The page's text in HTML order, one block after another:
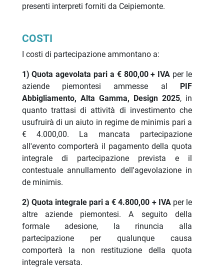
presenti interpreti forniti da Ceipiemonte.
COSTI
I costi di partecipazione ammontano a:
1) Quota agevolata pari a € 800,00 + IVA per le
aziende piemontesi ammesse al
PIF
Abbigliamento, Alta Gamma, Design 2025, in
quanto trattasi di attività di investimento che
usufruirà di un aiuto in regime de minimis pari a
€ 4.000,00. La mancata partecipazione
all'evento comporterà il pagamento della quota
integrale di partecipazione prevista e il
contestuale annullamento dell'agevolazione in
de minimis.
2) Quota integrale pari a € 4.800,00 + IVAper le
altre aziende piemontesi. A seguito della
formale adesione, la rinuncia alla
partecipazione per qualunque causa
comporterà la non restituzione della quota
integrale versata.